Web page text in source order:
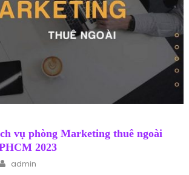
vụ phòng Marketing thuê ngoài
2023
Author
admin